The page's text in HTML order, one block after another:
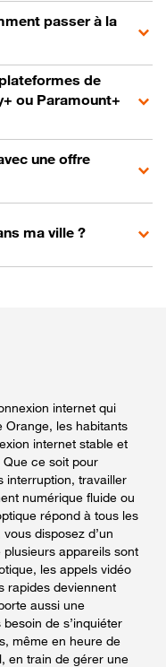
passer à la
de
ou Paramount+
une offre
ma ville ?
internet qui
Orange, les habitants
internet stable et
ce soit pour
interruption, travailler
numérique fluide ou
répond à tous les
disposez d’un
appareils sont
les appels vidéo
rapides deviennent
aussi une
de s’inquiéter
même en heure de
en train de gérer une